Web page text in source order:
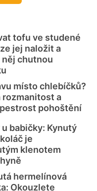
tofu ve studené
jej naložit a
chutnou
místo chlebíčků?
rozmanitost a
pohoštění
babičky: Kynutý
je
klenotem
hermelínová
Okouzlete